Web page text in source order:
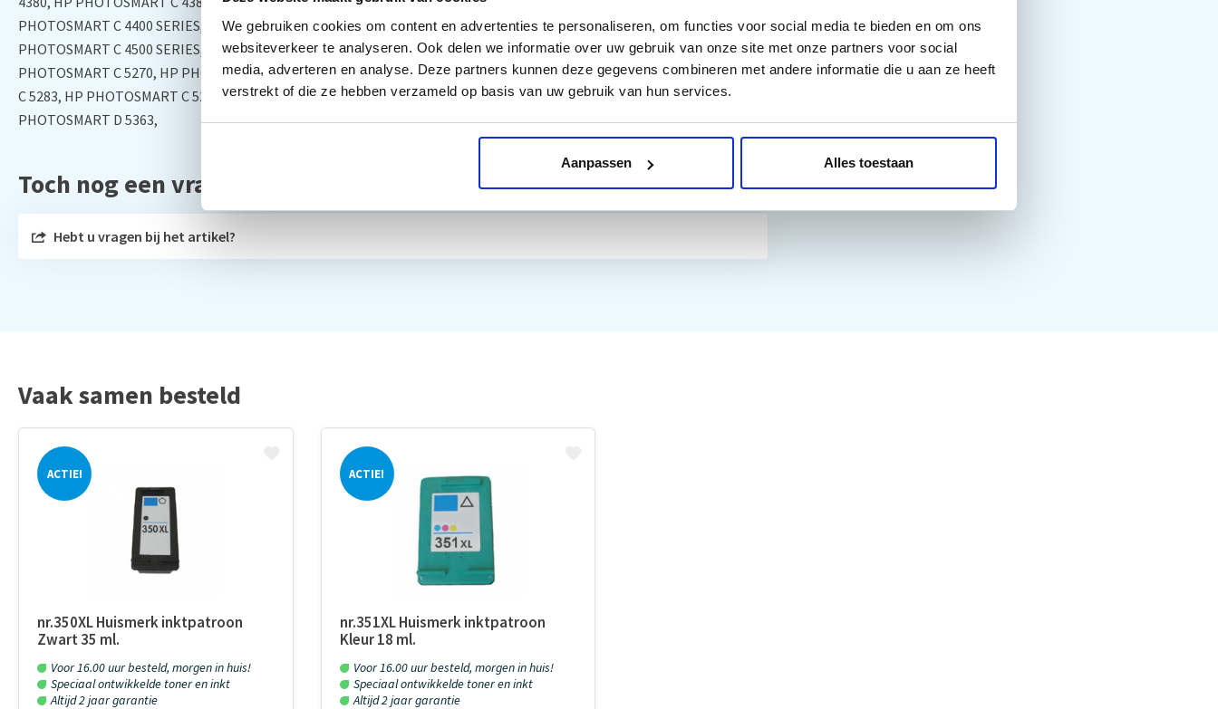
We gebruiken cookies om content en advertenties te personaliseren, om functies voor social media te bieden en om ons
websiteverkeer te analyseren. Ook delen we informatie over uw gebruik van onze site met onze partners voor social
media, adverteren en analyse. Deze partners kunnen deze gegevens combineren met andere informatie die u aan ze heeft
verstrekt of die ze hebben verzameld op basis van uw gebruik van hun services.
Aanpassen Alles toestaan
PHOTOSMART C 4400 SERIES, HP PHOTOSMART C 4424, HP PHOTOSMART C 4480, HP PHOTOSMART C 4486, HP
PHOTOSMART C 4500 SERIES, HP PHOTOSMART C 5200 SERIES, HP PHOTOSMART C 5240, HP PHOTOSMART C 5250, HP
PHOTOSMART C 5270, HP PHOTOSMART C 5273, HP PHOTOSMART C 5275, HP PHOTOSMART C 5280, HP PHOTOSMART
C 5283, HP PHOTOSMART C 5288, HP PHOTOSMART C 5290, HP PHOTOSMART C 5293, HP PHOTOSMART D 5360, HP
PHOTOSMART D 5363,
Toch nog een vraag?
Hebt u vragen bij het artikel?
Vaak samen besteld
ACTIE!
nr.350XL Huismerk inktpatroon
Zwart 35 ml.
Voor 16.00 uur besteld, morgen in huis!
Speciaal ontwikkelde toner en inkt
Altijd 2 jaar garantie
ACTIE!
nr.351XL Huismerk inktpatroon
Kleur 18 ml.
Voor 16.00 uur besteld, morgen in huis!
Speciaal ontwikkelde toner en inkt
Altijd 2 jaar garantie